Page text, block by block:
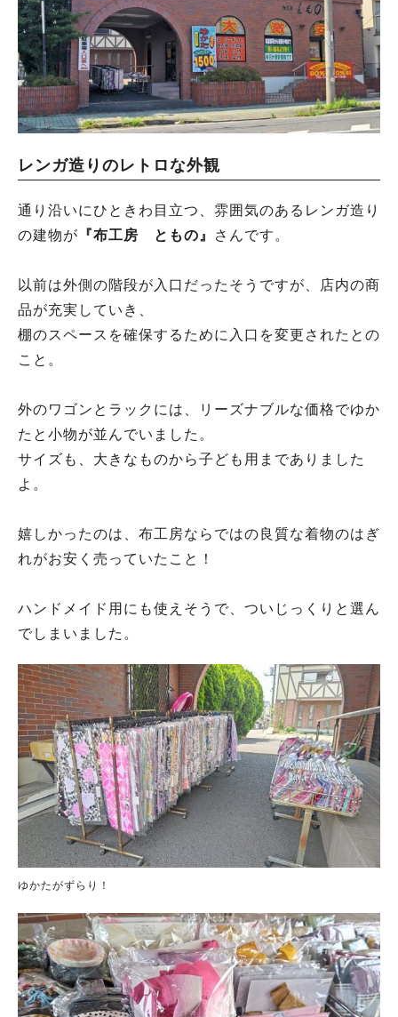
レンガ造りのレトロな外観
通り沿いにひときわ目立つ、雰囲気のあるレンガ造り
の建物が 『布工房 ともの』 さんです。
以前は外側の階段が入口だったそうですが、店内の商
品が充実していき、
棚のスペースを確保するために入口を変更されたとの
こと。
外のワゴンとラックには、リーズナブルな価格でゆか
たと小物が並んでいました。
サイズも、大きなものから子ども用までありました
よ。
嬉しかったのは、布工房ならではの良質な着物のはぎ
れがお安く売っていたこと！
ハンドメイド用にも使えそうで、ついじっくりと選ん
でしまいました。
ゆかたがずらり！